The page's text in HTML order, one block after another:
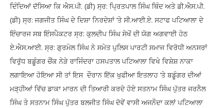
ਦਿੰਦਿਆਂ ਦੱਸਿਆ ਕਿ ਐਸ.ਪੀ. (ਡੀ) ਸ੍ਰ: ਪ੍ਰਿਤਪਾਲ ਸਿੰਘ ਥਿੰਦ ਅਤੇ ਡੀ.ਐਸ.ਪੀ.
(ਡੀ) ਸ੍ਰ: ਜਗਜੀਤ ਸਿੰਘ ਦੇ ਦਿਸ਼ਾ ਨਿਰਦੇਸ਼ਾਂ ‘ਤੇ ਸੀ.ਆਈ.ਏ. ਸਟਾਫ ਪਟਿਆਲਾ ਦੇ
ਇੰਚਾਰਜ ਸਬ ਇੰਸਪੈਕਟਰ ਸ੍ਰ: ਕੁਲਦੀਪ ਸਿੰਘ ਸੇਖੋਂ ਦੀ ਯੋਗ ਅਗਵਾਈ ਹੇਠ
ਏ.ਐਸ.ਆਈ. ਸ੍ਰ: ਗੁਰਮੇਲ ਸਿੰਘ ਨੇ ਸਮੇਤ ਪੁਲਿਸ ਪਾਰਟੀ ਸਮਾਜ ਵਿਰੋਧੀ ਅਨਸਰਾਂ
ਵਿਰੁੱਧ ਬਡੂੰਗਰ ਚੌਂਕ ਨੇੜੇ ਰਾਜਿੰਦਰਾ ਹਸਪਤਾਲ ਪਟਿਆਲਾ ਵਿਖੇ ਵਿਸ਼ੇਸ਼ ਨਾਕਾ
ਲਗਾਇਆ ਹੋਇਆ ਸੀ ਤਾਂ ਇਸ ਦੌਰਾਨ ਇੱਕ ਖੁਫੀਆ ਇਤਲਾਹ ‘ਤੇ ਬਡੂੰਗਰ ਦੀਆਂ
ਮੜ੍ਹੀਆਂ ਵਿੱਚ ਡਾਕਾ ਮਾਰਨ ਦੀ ਤਿਆਰੀ ਕਰਦੇ ਹੋਏ ਸਤਨਾਮ ਸਿੰਘ ਪੁੱਤਰ ਜਰਨੈਲ
ਸਿੰਘ ਤੇ ਸਤਨਾਮ ਸਿੰਘ ਪੁੱਤਰ ਬਲਜੀਤ ਸਿੰਘ ਦੋਵੇਂ ਵਾਸੀ ਅਜਨੌਦਾ ਕਲਾਂ ਪਟਿਆਲਾ